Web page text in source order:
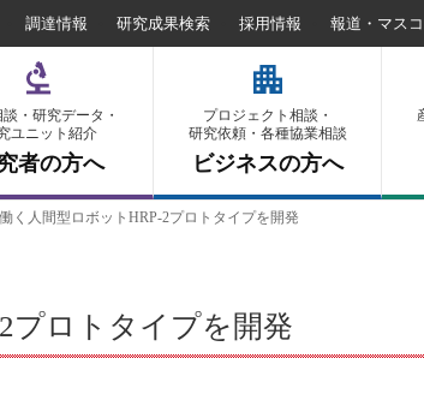
調達情報 研究成果検索 採用情報 報道・マス
・研究データ・
ユニット紹介
者の方へ
プロジェクト相談・
研究依頼・各種協業相談
ビジネスの方へ
働く人間型ロボットHRP-2プロトタイプを開発
プロトタイプを開発